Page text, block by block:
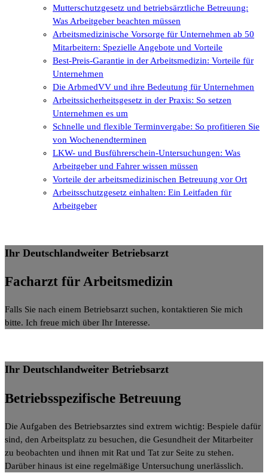
Mutterschutzgesetz und betriebsärztliche Betreuung:
Was Arbeitgeber beachten müssen
Arbeitsmedizinische Vorsorge für Unternehmen ab 50
Mitarbeitern: Spezielle Angebote und Vorteile
Best-Preis-Garantie in der Arbeitsmedizin: Vorteile für
Unternehmen
Die ArbmedVV und ihre Bedeutung für Unternehmen
Arbeitssicherheitsgesetz in der Praxis: So setzen
Unternehmen es um
Schnelle und flexible Terminvergabe: So profitieren Sie
von Wochenendterminen
LKW- und Busführerschein-Untersuchungen: Was
Arbeitgeber und Fahrer wissen müssen
Vorteile der arbeitsmedizinischen Betreuung vor Ort
Arbeitsschutzgesetz einhalten: Ein Leitfaden für
Arbeitgeber
Ihr Deutschlandweiter Betriebsarzt
Facharzt für Arbeitsmedizin
Falls Sie nach einem Betriebsarzt suchen, kontaktieren Sie mich
bitte. Ich freue mich über Ihr Interesse.
Ihr Deutschlandweiter Betriebsarzt
Betriebsspezifische Betreuung
Die Aufgaben des Betriebsarztes sind extrem wichtig: Bespiele dafür
sind, den Arbeitsplatz zu besuchen, die Gesundheit der Mitarbeiter
zu beobachten und ihnen mit Rat und Tat zur Seite zu stehen.
Darüber hinaus ist eine regelmäßige Untersuchung unerlässlich.